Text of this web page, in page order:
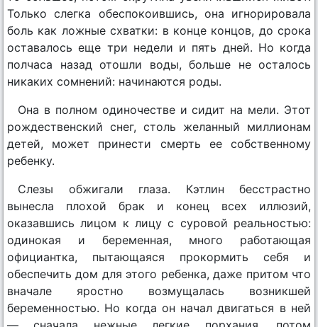
Только слегка обеспокоившись, она игнорировала
боль как ложные схватки: в конце концов, до срока
оставалось еще три недели и пять дней. Но когда
полчаса назад отошли воды, больше не осталось
никаких сомнений: начинаются роды.
Она в полном одиночестве и сидит на мели. Этот
рождественский снег, столь желанный миллионам
детей, может принести смерть ее собственному
ребенку.
Слезы обжигали глаза. Кэтлин бесстрастно
вынесла плохой брак и конец всех иллюзий,
оказавшись лицом к лицу с суровой реальностью:
одинокая и беременная, много работающая
официантка, пытающаяся прокормить себя и
обеспечить дом для этого ребенка, даже притом что
вначале яростно возмущалась возникшей
беременностью. Но когда он начал двигаться в ней